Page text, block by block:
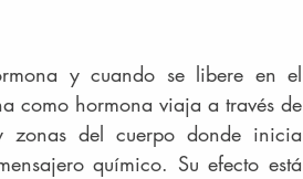
y cuando se libere en el
como hormona viaja a través de
zonas del cuerpo donde inicia
químico. Su efecto está